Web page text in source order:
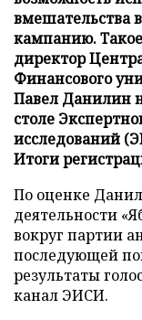
вмешательства
кампанию.
директор
Финансового
Павел Данилин
столе
исследований
Итоги
По оценке
деятельности
вокруг партии
последующей
результаты
канал ЭИСИ.